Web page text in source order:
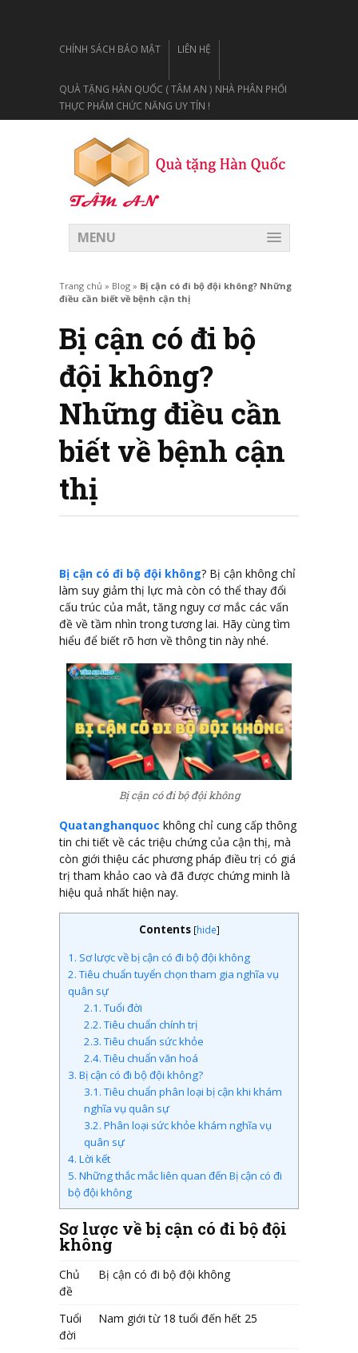
CHÍNH SÁCH BẢO MẬT LIÊN HỆ
QUÀ TẶNG HÀN QUỐC ( TÂM AN ) NHÀ PHÂN PHỐI
THỰC PHẨM CHỨC NĂNG UY TÍN !
MENU
Trang chủ » Blog » Bị cận có đi bộ đội không? Những
điều cần biết về bệnh cận thị
Bị cận có đi bộ
đội không?
Những điều cần
biết về bệnh cận
thị
Bị cận có đi bộ đội không? Bị cận không chỉ
làm suy giảm thị lực mà còn có thể thay đổi
cấu trúc của mắt, tăng nguy cơ mắc các vấn
đề về tầm nhìn trong tương lai. Hãy cùng tìm
hiểu để biết rõ hơn về thông tin này nhé.
Bị cận có đi bộ đội không
Quatanghanquoc không chỉ cung cấp thông
tin chi tiết về các triệu chứng của cận thị, mà
còn giới thiệu các phương pháp điều trị có giá
trị tham khảo cao và đã được chứng minh là
hiệu quả nhất hiện nay.
Contents [hide]
1. Sơ lược về bị cận có đi bộ đội không
2.Tiêu chuẩn tuyển chọn tham gia nghĩa vụ
quân sự
2.1.Tuổi đời
2.2.Tiêu chuẩn chính trị
2.3.Tiêu chuẩn sức khỏe
2.4.Tiêu chuẩn văn hoá
3. Bị cận có đi bộ đội không?
3.1.Tiêu chuẩn phân loại bị cận khi khám
nghĩa vụ quân sự
3.2. Phân loại sức khỏe khám nghĩa vụ
quân sự
4. Lời kết
5. Những thắc mắc liên quan đến Bị cận có đi
bộ đội không
Sơ lược về bị cận có đi bộ đội
không
Chủ
đề
Bị cận có đi bộ đội không
Tuổi
đời
Nam giới từ 18 tuổi đến hết 25